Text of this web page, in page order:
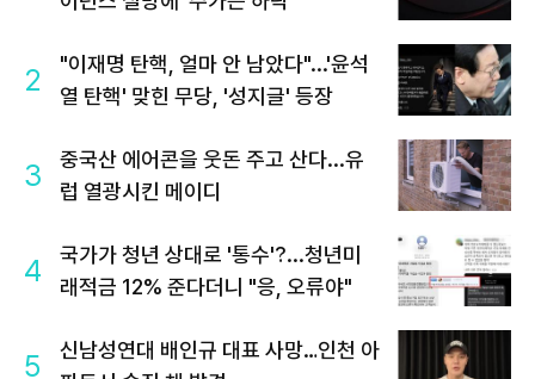
2
"이재명 탄핵, 얼마 안 남았다"...'윤석
열 탄핵' 맞힌 무당, '성지글' 등장
3
중국산 에어콘을 웃돈 주고 산다...유
럽 열광시킨 메이디
4
국가가 청년 상대로 '통수'?...청년미
래적금 12% 준다더니 "응, 오류야"
5
신남성연대 배인규 대표 사망…인천 아